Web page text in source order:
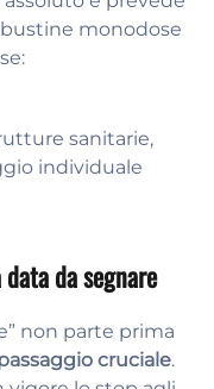
monodose
sanitarie,
individuale
da segnare
non parte prima
cruciale.